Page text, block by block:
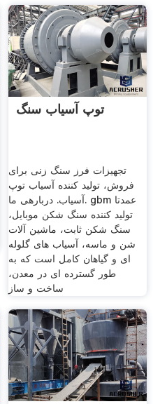
توپ آسیاب سنگ
تجهیزات فرز سنگ زنی برای
فروش، تولید کننده آسیاب توپ
آسیاب. دربارهی ما. gbm عمدتا
تولید کننده سنگ شکن موبایل،
سنگ شکن ثابت، ماشین آلات
شن و ماسه، آسیاب های گلوله
ای و گیاهان کامل است که به
طور گسترده ای در معدن،
ساخت و ساز